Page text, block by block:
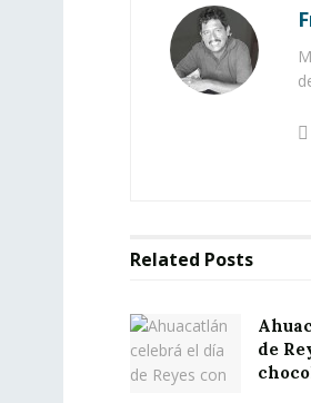
Related Posts
de